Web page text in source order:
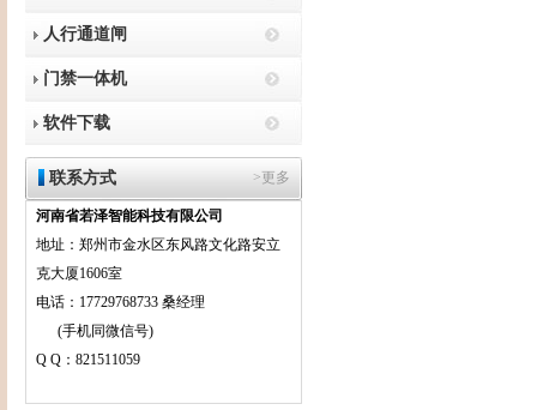
人行通道闸
门禁一体机
软件下载
联系方式 >更多
河南省若泽智能科技有限公司
地址：郑州市金水区东风路文化路安立
克大厦1606室
电话：17729768733 桑经理
(手机同微信号)
Q Q：821511059